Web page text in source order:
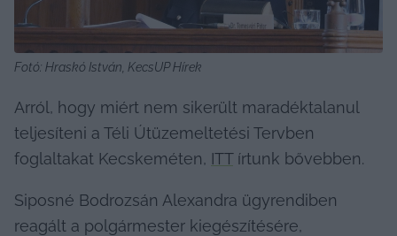
Fotó: Hraskó István, KecsUP Hírek
Arról, hogy miért nem sikerült maradéktalanul
teljesíteni a Téli Útüzemeltetési Tervben
foglaltakat Kecskeméten, ITT írtunk bővebben.
Siposné Bodrozsán Alexandra ügyrendiben
reagált a polgármester kiegészítésére,